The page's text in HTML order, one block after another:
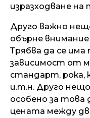
изразходване на
Друго важно
обърне
Трябва да се има
зависимост от
стандарт, рока,
и.т.н. Друго
особено за това
цената между